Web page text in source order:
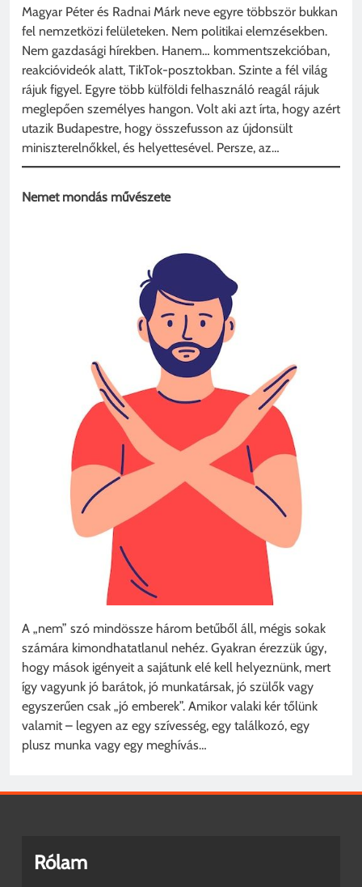
Magyar Péter és Radnai Márk neve egyre többször bukkan
fel nemzetközi felületeken. Nem politikai elemzésekben.
Nem gazdasági hírekben. Hanem… kommentszekcióban,
reakcióvideók alatt, TikTok-posztokban. Szinte a fél világ
rájuk figyel. Egyre több külföldi felhasználó reagál rájuk
meglepően személyes hangon. Volt aki azt írta, hogy azért
utazik Budapestre, hogy összefusson az újdonsült
miniszterelnőkkel, és helyettesével. Persze, az…
Nemet mondás művészete
A „nem” szó mindössze három betűből áll, mégis sokak
számára kimondhatatlanul nehéz. Gyakran érezzük úgy,
hogy mások igényeit a sajátunk elé kell helyeznünk, mert
így vagyunk jó barátok, jó munkatársak, jó szülők vagy
egyszerűen csak „jó emberek”. Amikor valaki kér tőlünk
valamit – legyen az egy szívesség, egy találkozó, egy
plusz munka vagy egy meghívás…
Rólam